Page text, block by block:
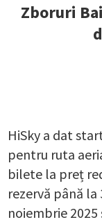
Zboruri
HiSky a dat
pentru ruta
bilete la preț
rezervă până
noiembrie 2025